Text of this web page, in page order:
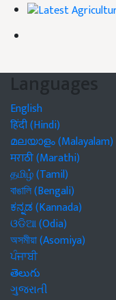
Languages
English
हिंदी (Hindi)
മലയാളം (Malayalam)
मराठी (Marathi)
தமிழ் (Tamil)
বাঙালি (Bengali)
ಕನ್ನಡ (Kannada)
ଓଡିଆ (Odia)
অসমীয়া (Asomiya)
ਪੰਜਾਬੀ
తెలుగు
ગુજરાતી